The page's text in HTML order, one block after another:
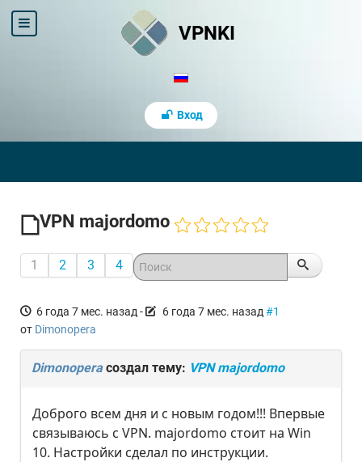
VPNKI
Вход
VPN majordomo
1 2 3 4
6 года 7 мес. назад - 6 года 7 мес. назад #1
от Dimonopera
Dimonoperaсоздал тему: VPN majordomo
Доброго всем дня и с новым годом!!! Впервые
связываюсь с VPN. majordomo стоит на Win
10. Настройки сделал по инструкции.